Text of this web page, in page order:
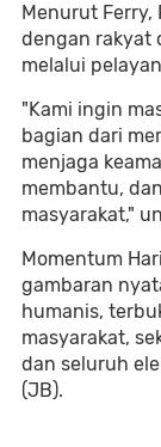
Menurut Ferry,
dengan rakyat
melalui
"Kami ingin
bagian dari
menjaga
membantu,
masyarakat,"
Momentum
gambaran
humanis,
masyarakat,
dan seluruh
(JB).